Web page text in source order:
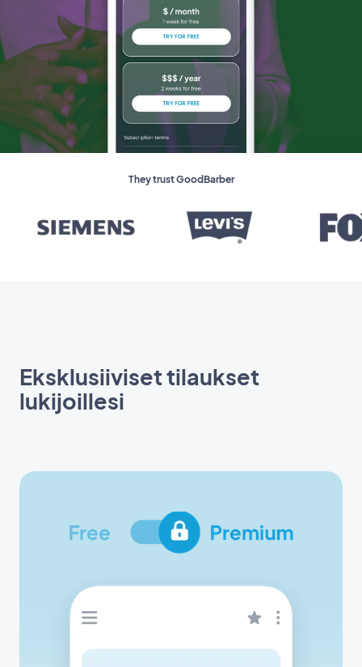
They trust GoodBarber
Eksklusiiviset tilaukset
lukijoillesi